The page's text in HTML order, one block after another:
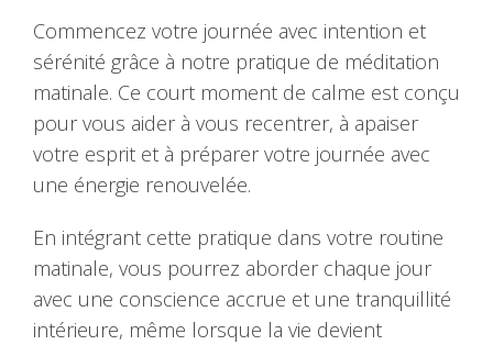
Commencez votre journée avec intention et
sérénité grâce à notre pratique de méditation
matinale. Ce court moment de calme est conçu
pour vous aider à vous recentrer, à apaiser
votre esprit et à préparer votre journée avec
une énergie renouvelée.
En intégrant cette pratique dans votre routine
matinale, vous pourrez aborder chaque jour
avec une conscience accrue et une tranquillité
intérieure, même lorsque la vie devient